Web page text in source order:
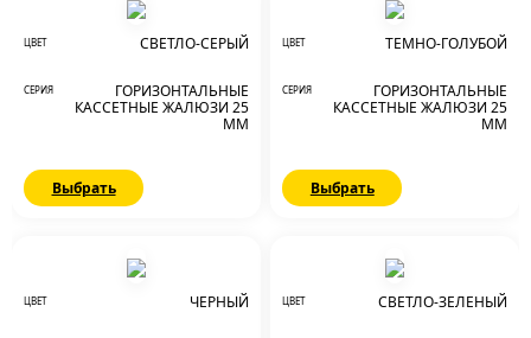
ЦВЕТ СВЕТЛО-СЕРЫЙ
СЕРИЯ
ГОРИЗОНТАЛЬНЫЕ
КАССЕТНЫЕ ЖАЛЮЗИ 25
ММ
Выбрать
ЦВЕТ ТЕМНО-ГОЛУБОЙ
СЕРИЯ
ГОРИЗОНТАЛЬНЫЕ
КАССЕТНЫЕ ЖАЛЮЗИ 25
ММ
Выбрать
ЦВЕТ ЧЕРНЫЙ ЦВЕТ СВЕТЛО-ЗЕЛЕНЫЙ